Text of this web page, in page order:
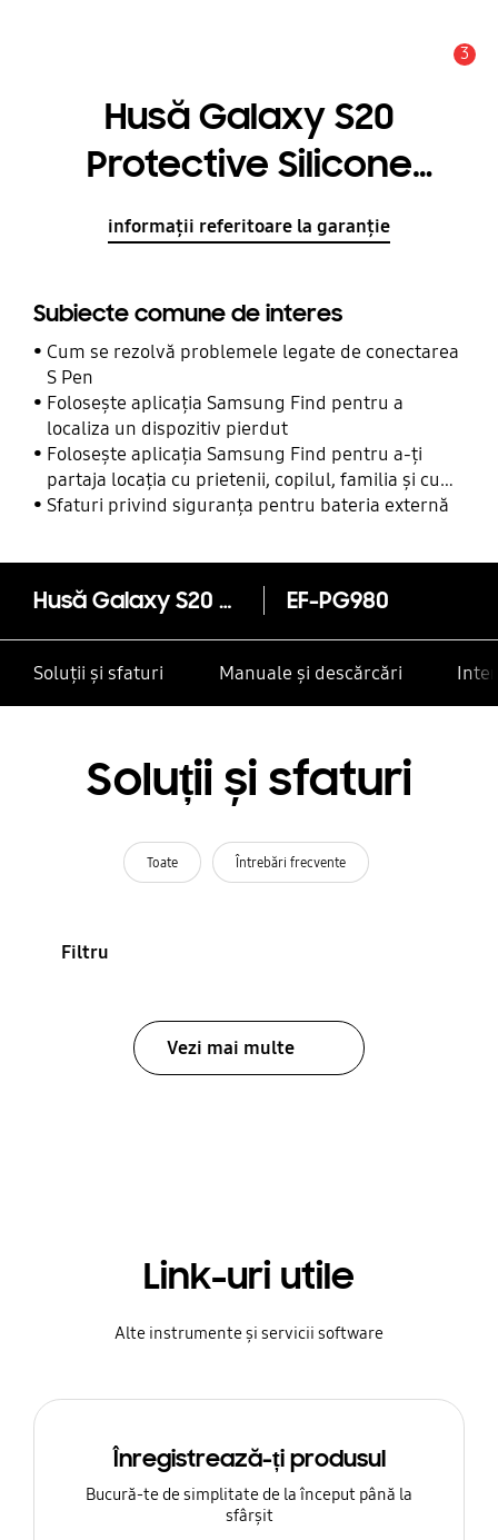
3
Husă Galaxy S20
Protective Silicone
Cover Pink
informații referitoare la garanție
Subiecte comune de interes
Cum se rezolvă problemele legate de conectarea
S Pen
Folosește aplicația Samsung Find pentru a
localiza un dispozitiv pierdut
Folosește aplicația Samsung Find pentru a-ți
partaja locația cu prietenii, copilul, familia și cu
alte contacte
Sfaturi privind siguranța pentru bateria externă
Husă Galaxy S20 Protective Silicone Cover Pink EF-PG980
Soluții și sfaturi Manuale și descărcări
Soluții și sfaturi
Toate Întrebări frecvente
Filtru
Vezi mai multe
Link-uri utile
Alte instrumente și servicii software
Înregistrează-ți produsul
Bucură-te de simplitate de la început până la
sfârșit